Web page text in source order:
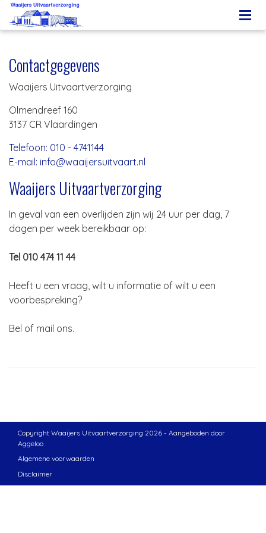
Contactgegevens
Waaijers Uitvaartverzorging
Olmendreef 160
3137 CR Vlaardingen
Telefoon: 010 - 4741144
E-mail: info@waaijersuitvaart.nl
Waaijers Uitvaartverzorging
In geval van een overlijden zijn wij 24 uur per dag, 7
dagen per week bereikbaar op:
Tel 010 474 11 44
Heeft u een vraag, wilt u informatie of wilt u een
voorbespreking?
Bel of mail ons.
Copyright Waaijers Uitvaartverzorging 2026 - Aangeboden door
Aggeloo
Algemene voorwaarden
Disclaimer